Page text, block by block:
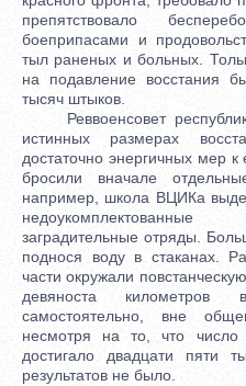
препятствовало
боеприпасами и
тыл раненых и больных.
на подавление восстания
тысяч штыков.
Реввоенсовет
истинных размерах
достаточно энергичных мер
бросили вначале
например, школа ВЦИКа
заградительные отряды.
поднося воду в стаканах.
части окружали
девяноста километров
самостоятельно, вне
несмотря на то, что число
достигало двадцати пяти
результатов не было.